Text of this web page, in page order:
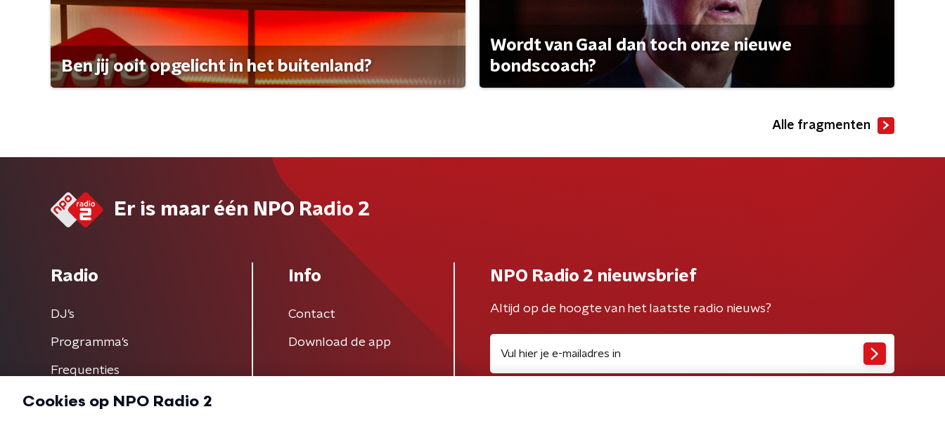
Ben jij ooit opgelicht in het buitenland?
Wordt van Gaal dan toch onze nieuwe
bondscoach?
Alle fragmenten
Er is maar één NPO Radio 2
Radio
DJ’s
Programma's
Frequenties
Info
Contact
Download de app
NPO Radio 2 nieuwsbrief
Altijd op de hoogte van het laatste radio nieuws?